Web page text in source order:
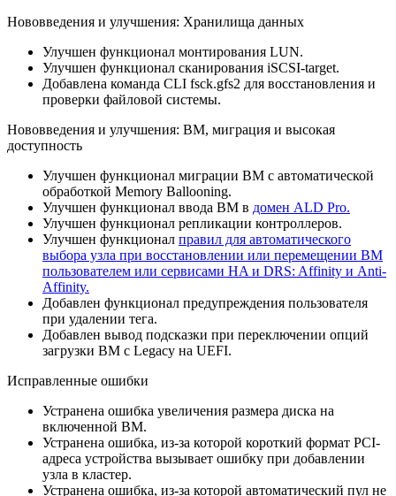
Нововведения и улучшения: Хранилища данных
Улучшен функционал монтирования LUN.
Улучшен функционал сканирования iSCSI-target.
Добавлена команда CLI fsck.gfs2 для восстановления и
проверки файловой системы.
Нововведения и улучшения: ВМ, миграция и высокая
доступность
Улучшен функционал миграции ВМ с автоматической
обработкой Memory Ballooning.
Улучшен функционал ввода ВМ в домен ALD Pro.
Улучшен функционал репликации контроллеров.
Улучшен функционал правил для автоматического
выбора узла при восстановлении или перемещении ВМ
пользователем или сервисами HA и DRS: Affinity и Anti-
Affinity.
Добавлен функционал предупреждения пользователя
при удалении тега.
Добавлен вывод подсказки при переключении опций
загрузки ВМ с Legacy на UEFI.
Исправленные ошибки
Устранена ошибка увеличения размера диска на
включенной ВМ.
Устранена ошибка, из-за которой короткий формат PCI-
адреса устройства вызывает ошибку при добавлении
узла в кластер.
Устранена ошибка, из-за которой автоматический пул не